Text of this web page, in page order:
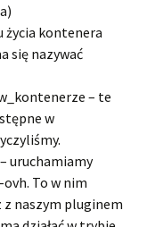
życia kontenera
się nazywać
– te
w
uruchamiamy
To w nim
naszym pluginem